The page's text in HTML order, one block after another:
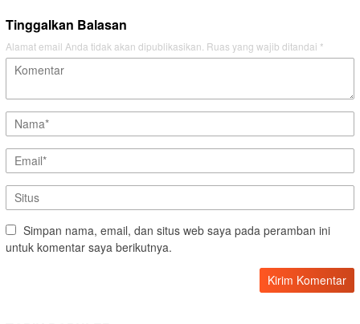
Tinggalkan Balasan
Alamat email Anda tidak akan dipublikasikan. Ruas yang wajib ditandai *
Simpan nama, email, dan situs web saya pada peramban ini
untuk komentar saya berikutnya.